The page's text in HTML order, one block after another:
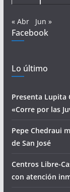
« Abr Jun »
Facebook
Lo último
Presenta Lupita
«Corre por las
Pepe Chedraui
de San José
Centros Libre-
con atención